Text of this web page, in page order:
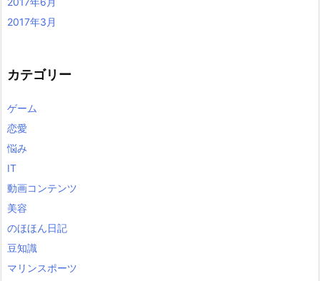
2017年3月
カテゴリー
ゲーム
恋愛
悩み
IT
動画コンテンツ
美容
のほほん日記
豆知識
マリンスポーツ